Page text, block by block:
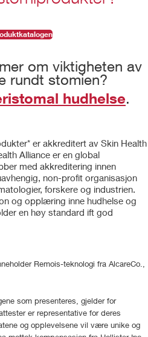
om viktigheten av
rundt stomien?
hudhelse.
er akkreditert av Skin Health
Alliance er en global
med akkreditering innen
non-profit organisasjon
forskere og industrien.
og opplæring inne hudhelse og
en høy standard ift god
Remois-teknologi fra AlcareCo.,
som presenteres, gjelder for
er representative for deres
og opplevelsene vil være unike og